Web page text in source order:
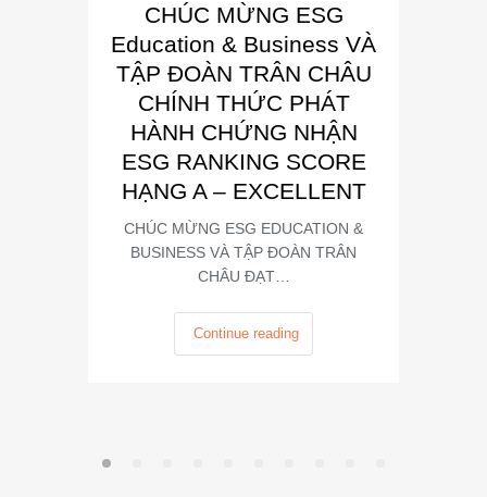
CHÚC MỪNG ESG
Education & Business VÀ
TẬP ĐOÀN TRÂN CHÂU
CHÍNH THỨC PHÁT
HÀNH CHỨNG NHẬN
ESG RANKING SCORE
HẠNG A – EXCELLENT
CHÚC MỪNG ESG EDUCATION &
BUSINESS VÀ TẬP ĐOÀN TRÂN
CHÂU ĐẠT…
Continue reading